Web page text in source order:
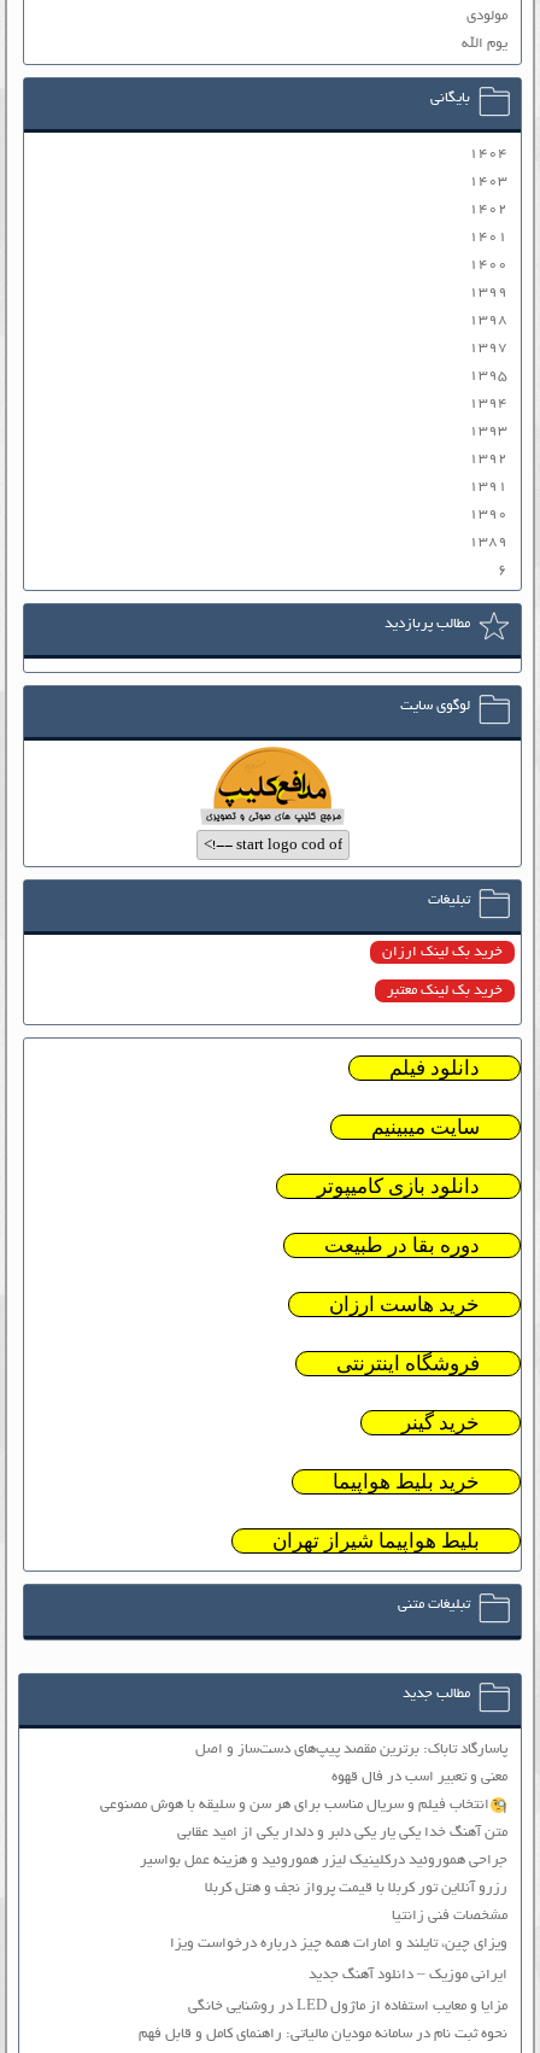
مولودی
یوم الله
بایگانی
۱۴۰۴
۱۴۰۳
۱۴۰۲
۱۴۰۱
۱۴۰۰
۱۳۹۹
۱۳۹۸
۱۳۹۷
۱۳۹۵
۱۳۹۴
۱۳۹۳
۱۳۹۲
۱۳۹۱
۱۳۹۰
۱۳۸۹
۶
مطالب پربازدید
لوگوی سایت
تبلیغات
خرید بک لینک ارزان
خرید بک لینک معتبر
دانلود فیلم
سایت میبینیم
دانلود بازی کامیپوتر
دوره بقا در طبیعت
خرید هاست ارزان
فروشگاه اینترنتی
خرید گینر
خرید بلیط هواپیما
بلیط هواپیما شیراز تهران
تبلیغات متنی
مطالب جدید
پاسارگاد تاباک: برترین مقصد پیپ‌های دست‌ساز و اصل
معنی و تعبیر اسب در فال قهوه
انتخاب فیلم و سریال مناسب برای هر سن و سلیقه با هوش مصنوعی
متن آهنگ خدا یکی یار یکی دلبر و دلدار یکی از امید عقابی
جراحی هموروئید درکلینیک لیزر هموروئید و هزینه عمل بواسیر
رزرو آنلاین تور کربلا با قیمت پرواز نجف و هتل کربلا
مشخصات فنی زانتیا
ویزای چین، تایلند و امارات همه چیز درباره درخواست ویزا
ایرانی موزیک – دانلود آهنگ جدید
مزایا و معایب استفاده از ماژول LED در روشنایی خانگی
نحوه ثبت نام در سامانه مودیان مالیاتی: راهنمای کامل و قابل فهم